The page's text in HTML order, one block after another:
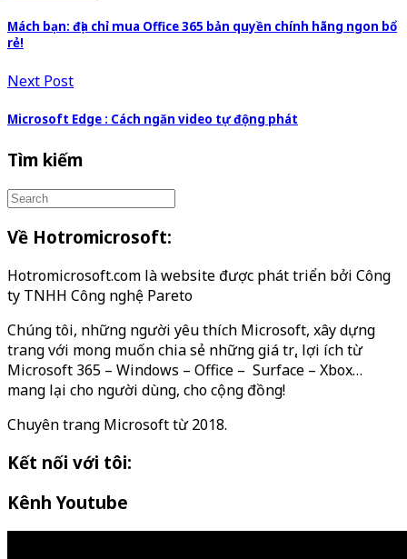
Mách bạn: địa chỉ mua Office 365 bản quyền chính hãng ngon bổ
rẻ!
Next Post
Microsoft Edge : Cách ngăn video tự động phát
Tìm kiếm
Về Hotromicrosoft:
Hotromicrosoft.com là website được phát triển bởi Công
ty TNHH Công nghệ Pareto
Chúng tôi, những người yêu thích Microsoft, xây dựng
trang với mong muốn chia sẻ những giá trị, lợi ích từ
Microsoft 365 – Windows – Office – Surface – Xbox…
mang lại cho người dùng, cho cộng đồng!
Chuyên trang Microsoft từ 2018.
Kết nối với tôi:
Kênh Youtube